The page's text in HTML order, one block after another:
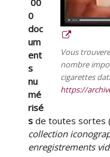
Vous
nombre
cigarettes
https://
00
0
doc
um
ent
s
nu
mé
risé
s de toutes sortes (
collection
enregistrements